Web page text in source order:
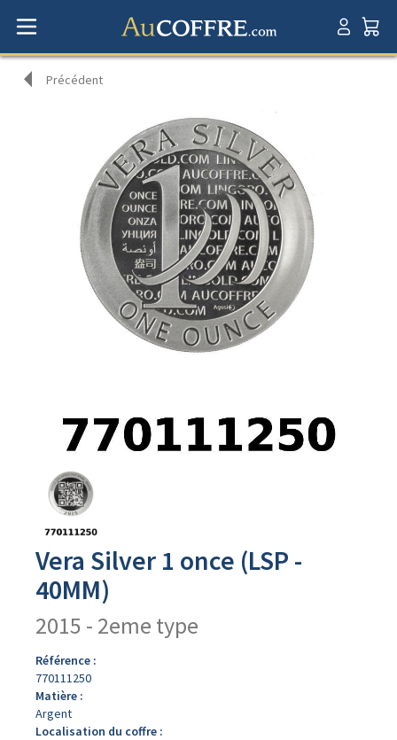
Précédent
produit
Vera Silver 1 once (LSP -
40MM)
2015 - 2eme type
Référence :
770111250
Matière :
Argent
Localisation du coffre :